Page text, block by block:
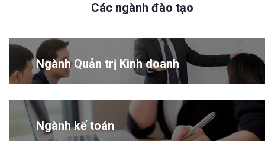
Các ngành đào tạo
Ngành Quản trị Kinh doanh
Ngành kế toán